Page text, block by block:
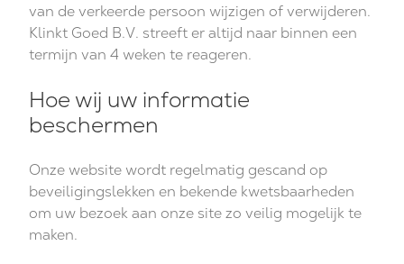
van de verkeerde persoon wijzigen of verwijderen.
Klinkt Goed B.V. streeft er altijd naar binnen een
termijn van 4 weken te reageren.
Hoe wij uw informatie
beschermen
Onze website wordt regelmatig gescand op
beveiligingslekken en bekende kwetsbaarheden
om uw bezoek aan onze site zo veilig mogelijk te
maken.